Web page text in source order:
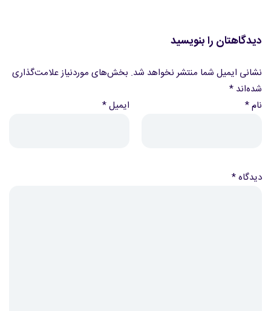
دیدگاهتان را بنویسید
نشانی ایمیل شما منتشر نخواهد شد. بخش‌های موردنیاز علامت‌گذاری
شده‌اند *
دیدگاه*
نام* ایمیل*